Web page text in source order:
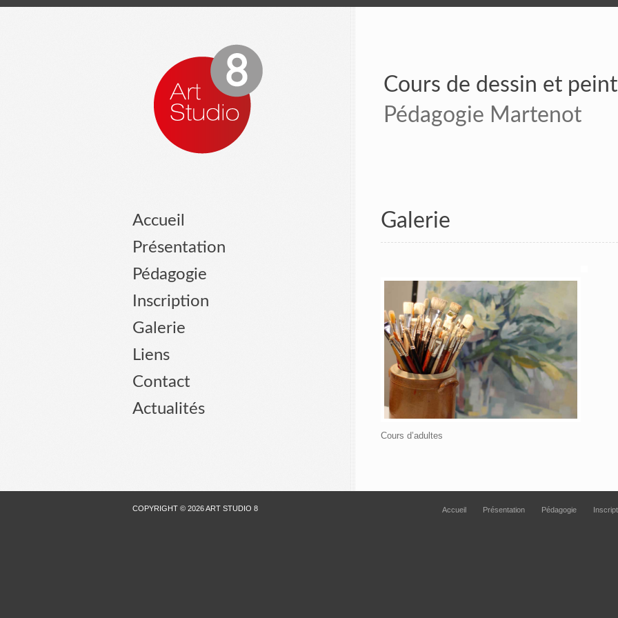
Cours de dessin et
Pédagogie Martenot
Galerie
Cours d’adultes
Accueil
Présentation
Pédagogie
Inscription
Galerie
Liens
Contact
Actualités
COPYRIGHT © 2026 ART STUDIO 8 Accueil Présentation Pédagogie